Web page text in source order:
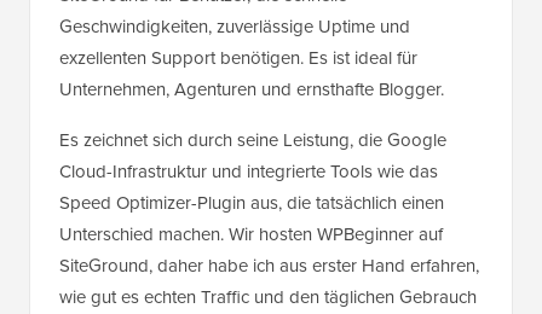
Geschwindigkeiten, zuverlässige Uptime und
exzellenten Support benötigen. Es ist ideal für
Unternehmen, Agenturen und ernsthafte Blogger.
Es zeichnet sich durch seine Leistung, die Google
Cloud-Infrastruktur und integrierte Tools wie das
Speed Optimizer-Plugin aus, die tatsächlich einen
Unterschied machen. Wir hosten WPBeginner auf
SiteGround, daher habe ich aus erster Hand erfahren,
wie gut es echten Traffic und den täglichen Gebrauch